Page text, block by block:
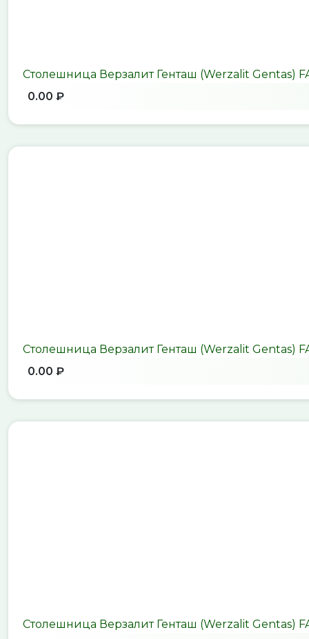
Столешница Верзалит Генташ (Werzalit Gentas)
0.00 ₽
Столешница Верзалит Генташ (Werzalit Gentas)
0.00 ₽
Столешница Верзалит Генташ (Werzalit Gentas)